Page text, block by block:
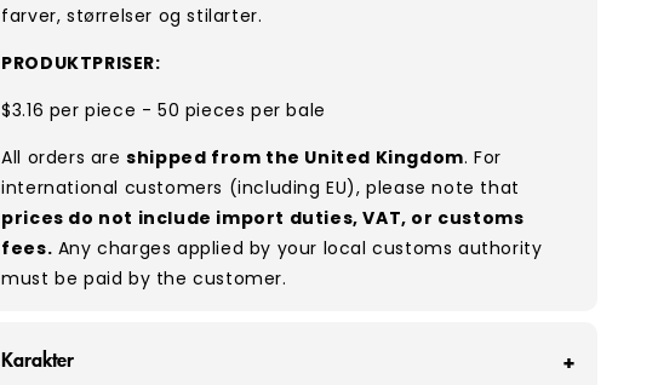
farver, størrelser og stilarter.
PRODUKTPRISER:
$3.16 per piece - 50 pieces per bale
All orders areshipped from the United Kingdom. For
international customers (including EU), please note that
prices do not include import duties, VAT, or customs
fees. Any charges applied by your local customs authority
must be paid by the customer.
Karakter